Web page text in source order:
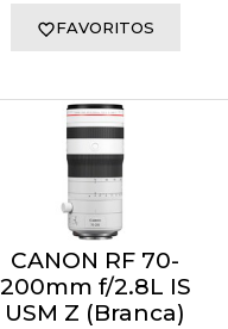
FAVORITOS
CANON RF 70-
200mm f/2.8L IS
USM Z (Branca)